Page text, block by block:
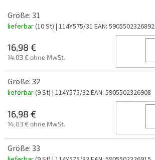
Größe: 31
lieferbar(10 St) | 114Y575/31 EAN: 5905502326892
16,98 €
14,03 € ohne MwSt.
Größe: 32
lieferbar(9 St) | 114Y575/32EAN: 5905502326908
16,98 €
14,03 € ohne MwSt.
Größe: 33